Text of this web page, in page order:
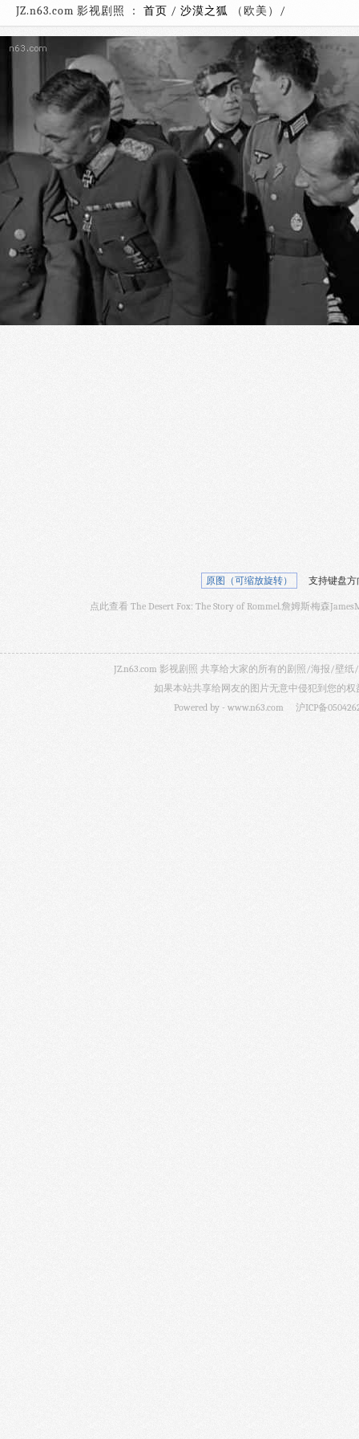
JZ.n63.com 影视剧照 ： 首页 / 沙漠之狐 （欧美）
原图（可缩放旋转） 支持键盘方
点此查看 The Desert Fox: The Story of Rommel.詹姆斯·梅森
JZ.n63.com 影视剧照 共享给大家的所有的剧照/海报/壁
如果本站共享给网友的图片无意中侵犯到您的
Powered by - www.n63.com 沪ICP备